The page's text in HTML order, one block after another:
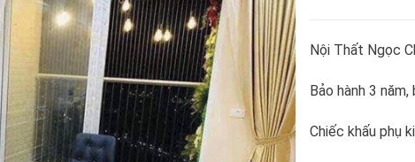
Nội Thất Ngọc
Bảo hành 3
Chiếc khấu phụ